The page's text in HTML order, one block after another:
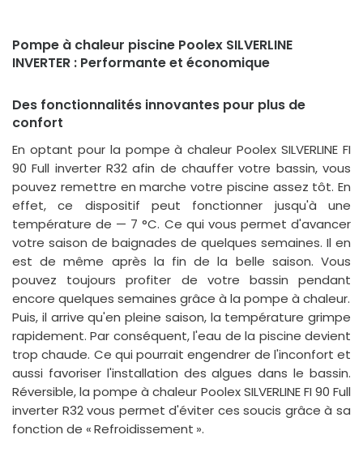
Pompe à chaleur piscine Poolex SILVERLINE
INVERTER : Performante et économique
Des fonctionnalités innovantes pour plus de
confort
En optant pour la pompe à chaleur Poolex SILVERLINE FI
90 Full inverter R32 afin de chauffer votre bassin, vous
pouvez remettre en marche votre piscine assez tôt. En
effet, ce dispositif peut fonctionner jusqu'à une
température de — 7 °C. Ce qui vous permet d'avancer
votre saison de baignades de quelques semaines. Il en
est de même après la fin de la belle saison. Vous
pouvez toujours profiter de votre bassin pendant
encore quelques semaines grâce à la pompe à chaleur.
Puis, il arrive qu'en pleine saison, la température grimpe
rapidement. Par conséquent, l'eau de la piscine devient
trop chaude. Ce qui pourrait engendrer de l'inconfort et
aussi favoriser l'installation des algues dans le bassin.
Réversible, la pompe à chaleur Poolex SILVERLINE FI 90 Full
inverter R32 vous permet d'éviter ces soucis grâce à sa
fonction de « Refroidissement ».